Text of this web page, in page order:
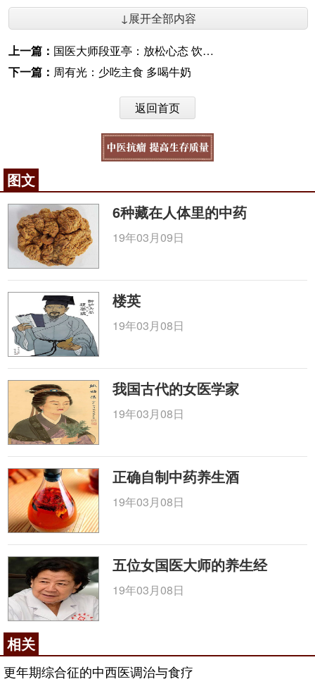
↓展开全部内容
上一篇： 国医大师段亚亭：放松心态 饮食三少 慢稳活动
下一篇： 周有光：少吃主食 多喝牛奶
返回首页
图文
6种藏在人体里的中药
19年03月09日
楼英
19年03月08日
我国古代的女医学家
19年03月08日
正确自制中药养生酒
19年03月08日
五位女国医大师的养生经
19年03月08日
相关
更年期综合征的中西医调治与食疗